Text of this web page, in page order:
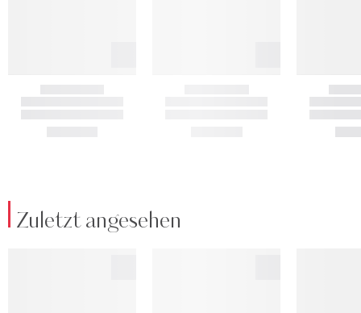
Zuletzt angesehen